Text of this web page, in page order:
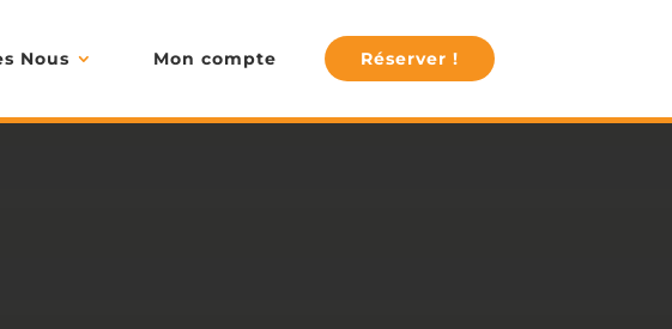
Nous Mon compte Réserver !